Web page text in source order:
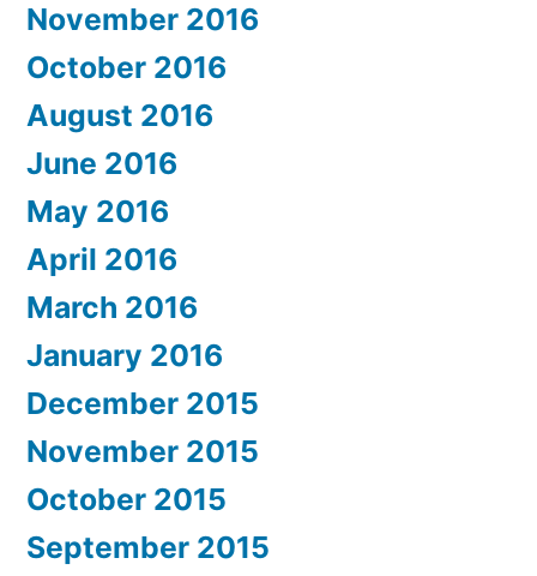
November 2016
October 2016
August 2016
June 2016
May 2016
April 2016
March 2016
January 2016
December 2015
November 2015
October 2015
September 2015